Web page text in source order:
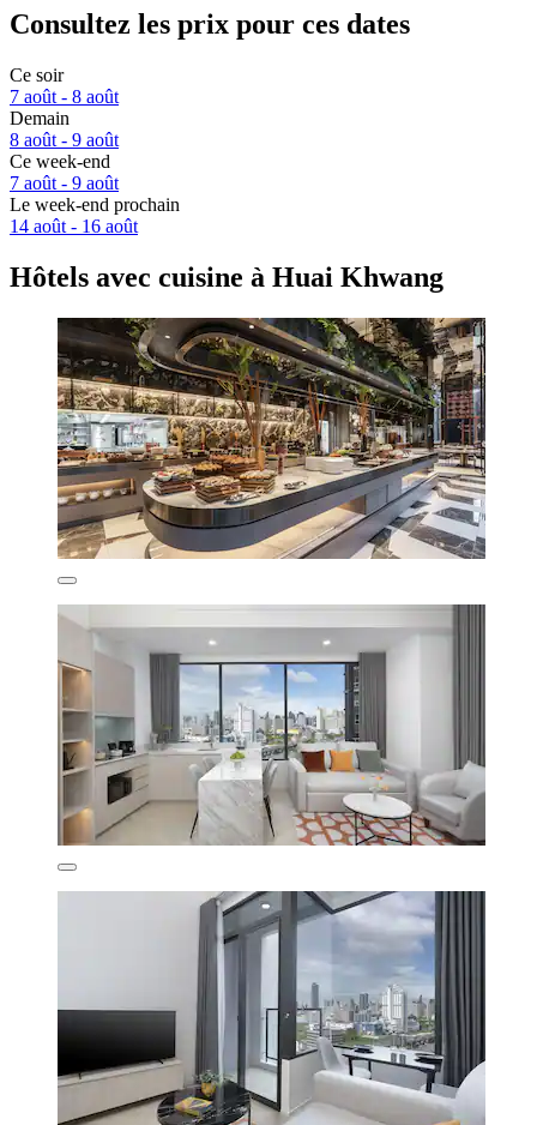
Consultez les prix pour ces dates
Ce soir
7 août - 8 août
Demain
8 août - 9 août
Ce week-end
7 août - 9 août
Le week-end prochain
14 août - 16 août
Hôtels avec cuisine à Huai Khwang